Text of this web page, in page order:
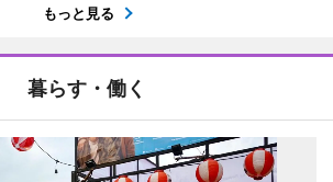
もっと見る
暮らす・働く